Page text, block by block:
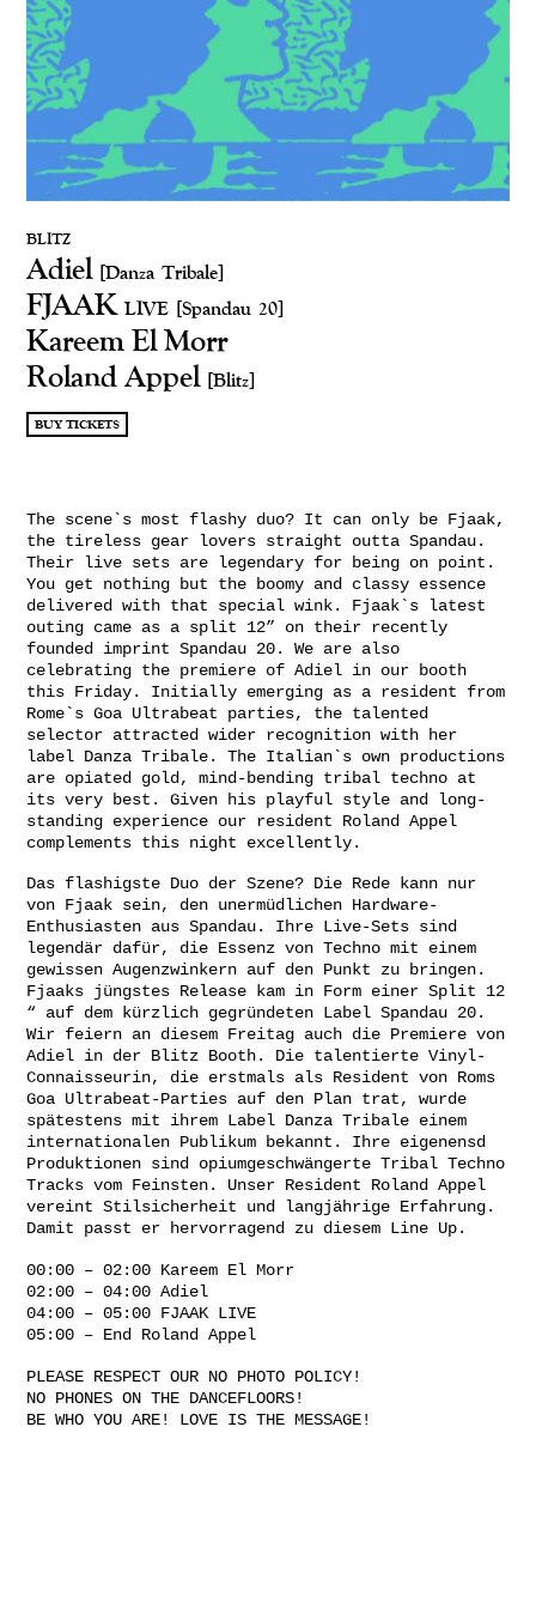
BLITZ
Adiel [Danza Tribale]
FJAAK LIVE [Spandau 20]
Kareem El Morr
Roland Appel [Blitz]
BUY TICKETS
The scene`s most flashy duo? It can only be Fjaak,
the tireless gear lovers straight outta Spandau.
Their live sets are legendary for being on point.
You get nothing but the boomy and classy essence
delivered with that special wink. Fjaak`s latest
outing came as a split 12” on their recently
founded imprint Spandau 20. We are also
celebrating the premiere of Adiel in our booth
this Friday. Initially emerging as a resident from
Rome`s Goa Ultrabeat parties, the talented
selector attracted wider recognition with her
label Danza Tribale. The Italian`s own productions
are opiated gold, mind-bending tribal techno at
its very best. Given his playful style and long-
standing experience our resident Roland Appel
complements this night excellently.
Das flashigste Duo der Szene? Die Rede kann nur
von Fjaak sein, den unermüdlichen Hardware-
Enthusiasten aus Spandau. Ihre Live-Sets sind
legendär dafür, die Essenz von Techno mit einem
gewissen Augenzwinkern auf den Punkt zu bringen.
Fjaaks jüngstes Release kam in Form einer Split 12
“ auf dem kürzlich gegründeten Label Spandau 20.
Wir feiern an diesem Freitag auch die Premiere von
Adiel in der Blitz Booth. Die talentierte Vinyl-
Connaisseurin, die erstmals als Resident von Roms
Goa Ultrabeat-Parties auf den Plan trat, wurde
spätestens mit ihrem Label Danza Tribale einem
internationalen Publikum bekannt. Ihre eigenensd
Produktionen sind opiumgeschwängerte Tribal Techno
Tracks vom Feinsten. Unser Resident Roland Appel
vereint Stilsicherheit und langjährige Erfahrung.
Damit passt er hervorragend zu diesem Line Up.
00:00 – 02:00 Kareem El Morr
02:00 – 04:00 Adiel
04:00 – 05:00 FJAAK LIVE
05:00 – End Roland Appel
PLEASE RESPECT OUR NO PHOTO POLICY!
NO PHONES ON THE DANCEFLOORS!
BE WHO YOU ARE! LOVE IS THE MESSAGE!